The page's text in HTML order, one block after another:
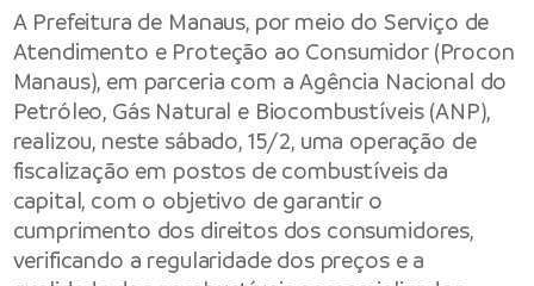
A Prefeitura de Manaus, por meio do Serviço de
Atendimento e Proteção ao Consumidor (Procon
Manaus), em parceria com a Agência Nacional do
Petróleo, Gás Natural e Biocombustíveis (ANP),
realizou, neste sábado, 15/2, uma operação de
fiscalização em postos de combustíveis da
capital, com o objetivo de garantir o
cumprimento dos direitos dos consumidores,
verificando a regularidade dos preços e a